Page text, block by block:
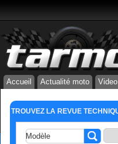
Accueil Actualité moto
TROUVEZ LA REVUE